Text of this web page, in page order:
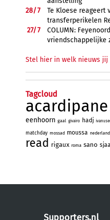
28/7
Te Kloese reageert
transferperikelen
27/7
COLUMN:
vriendschappelijke
Stel hier in welk nieuws
Tagcloud
acardipane
eenhoorn gaal givairo hadj
matchday mossad moussa nederland
read rigaux roma sano
Supporters.nl